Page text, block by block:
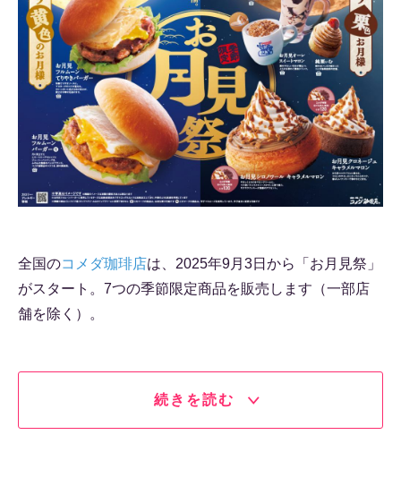
全国のコメダ珈琲店は、2025年9月3日から「お月見祭」
がスタート。7つの季節限定商品を販売します（一部店
舗を除く）。
続きを読む